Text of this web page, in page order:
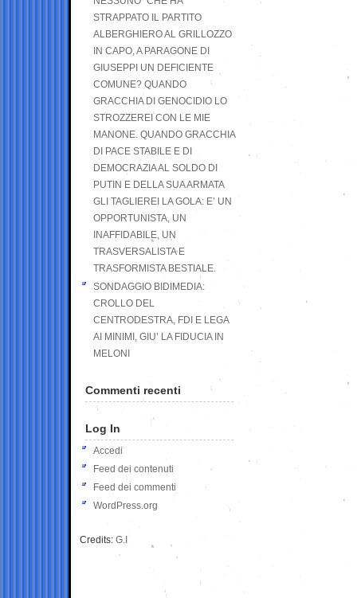
STRAPPATO IL PARTITO
ALBERGHIERO AL GRILLOZZO
IN CAPO, A PARAGONE DI
GIUSEPPI UN DEFICIENTE
COMUNE? QUANDO
GRACCHIA DI GENOCIDIO LO
STROZZEREI CON LE MIE
MANONE. QUANDO GRACCHIA
DI PACE STABILE E DI
DEMOCRAZIA AL SOLDO DI
PUTIN E DELLA SUA ARMATA
GLI TAGLIEREI LA GOLA: E’ UN
OPPORTUNISTA, UN
INAFFIDABILE, UN
TRASVERSALISTA E
TRASFORMISTA BESTIALE.
SONDAGGIO BIDIMEDIA:
CROLLO DEL
CENTRODESTRA, FDI E LEGA
AI MINIMI, GIU’ LA FIDUCIA IN
MELONI
Commenti recenti
Log In
Accedi
Feed dei contenuti
Feed dei commenti
WordPress.org
Credits: G.I